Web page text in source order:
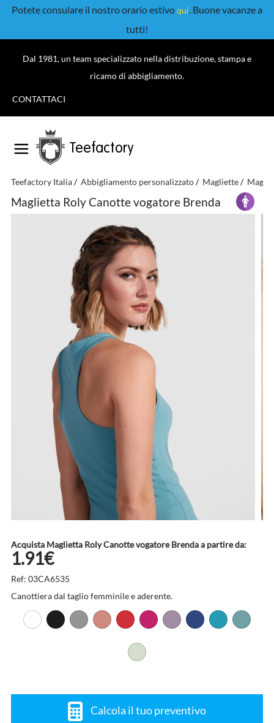
Potete consulare il nostro orario estivoqui. Buone vacanze a
tutti!
Dal 1981, un team specializzato nella distribuzione, stampa e
ricamo di abbigliamento.
CONTATTACI
Teefactory
Teefactory Italia Abbigliamento personalizzato Magliette
Maglietta Roly Canotte vogatore Brenda
Acquista Maglietta Roly Canotte vogatore Brenda a partire da:
1.91€
Ref: 03CA6535
Canottiera dal taglio femminile e aderente.
Calcola il tuo preventivo